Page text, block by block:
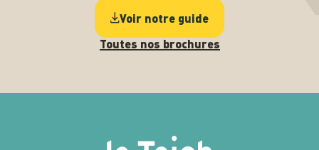
Voir notre guide
Toutes nos brochures